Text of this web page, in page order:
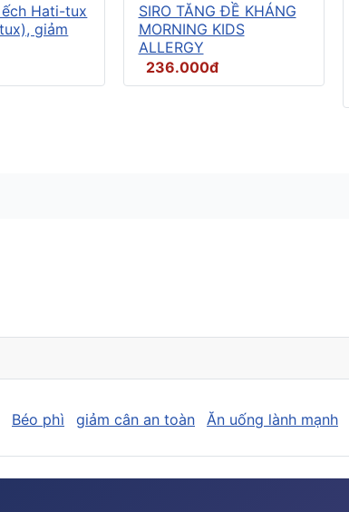
Hati-tux
giảm
SIRO TĂNG ĐỀ KHÁNG
MORNING KIDS
ALLERGY
236.000đ
Béo phì giảm cân an toàn Ăn uống lành mạnh